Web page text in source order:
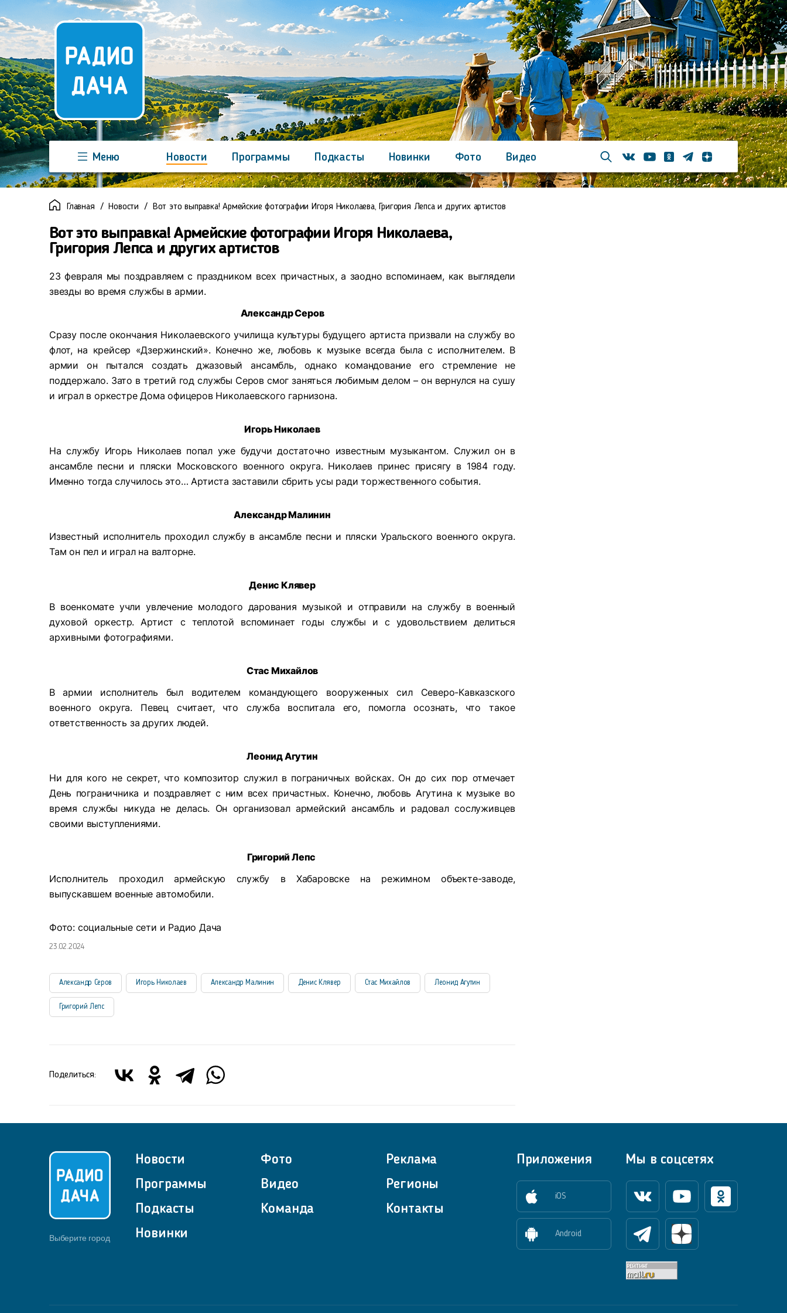
Меню Новости Программы Подкасты Новинки Фото
Видео
Команда
Регионы Реклама Контакты
ВконтактеYoutubeОдноклассники
ТелеграмЯндекс дзен
Главная Новости Вот это выправка! Армейские фотографии Игоря Николаева, Григория Лепса и других артистов
Вот это выправка! Армейские фотографии Игоря Николаева,
Григория Лепса и других артистов
23 февраля мы поздравляем с праздником всех причастных, а заодно вспоминаем, как выглядели
звезды во время службы в армии.
Александр Серов
Сразу после окончания Николаевского училища культуры будущего артиста призвали на службу во
флот, на крейсер «Дзержинский». Конечно же, любовь к музыке всегда была с исполнителем. В
армии он пытался создать джазовый ансамбль, однако командование его стремление не
поддержало. Зато в третий год службы Серов смог заняться любимым делом – он вернулся на сушу
и играл в оркестре Дома офицеров Николаевского гарнизона.
Игорь Николаев
На службу Игорь Николаев попал уже будучи достаточно известным музыкантом. Служил он в
ансамбле песни и пляски Московского военного округа.Николаев принес присягу в 1984 году.
Именно тогда случилось это… Артиста заставили сбрить усы ради торжественного события.
Александр Малинин
Известный исполнитель проходил службу в ансамбле песни и пляски Уральского военного округа.
Там он пел и играл на валторне.
Денис Клявер
В военкомате учли увлечение молодого дарования музыкой и отправили на службу в военный
духовой оркестр. Артист с теплотой вспоминает годы службы и с удовольствием делиться
архивными фотографиями.
Стас Михайлов
В армии исполнитель был водителем командующего вооруженных сил Северо-Кавказского
военного округа. Певец считает, что служба воспитала его, помогла осознать, что такое
ответственность за других людей.
Леонид Агутин
Ни для кого не секрет, что композитор служил в пограничных войсках. Он до сих пор отмечает
День пограничника и поздравляет с ним всех причастных. Конечно, любовь Агутина к музыке во
время службы никуда не делась. Он организовал армейский ансамбль и радовал сослуживцев
своими выступлениями.
Григорий Лепс
Исполнитель проходил армейскую службу в Хабаровске на режимном объекте-заводе,
выпускавшем военные автомобили.
Фото: социальные сети и Радио Дача
23.02.2024
Александр Серов Игорь Николаев Александр Малинин Денис Клявер Стас Михайлов Леонид Агутин
Григорий Лепс
Поделиться:
Выберите город
Новости
Программы
Подкасты
Новинки
Фото
Видео
Команда
Реклама
Регионы
Контакты
Приложения
iOS
Android
Мы в соцсетях
ВконтактеYoutube Одноклассники
Телеграм Яндекс Дзен